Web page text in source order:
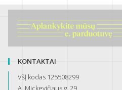
KONTAKTAI
VšĮ kodas 125508299
A. Mickevičiaus g. 29